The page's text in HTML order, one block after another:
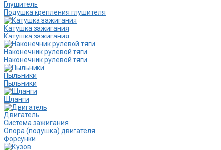
Глушитель
Подушка крепления глушителя
Катушка зажигания
Катушка зажигания
Наконечник рулевой тяги
Наконечник рулевой тяги
Пыльники
Пыльники
Шланги
Двигатель
Система зажигания
Опора (подушка) двигателя
Форсунки